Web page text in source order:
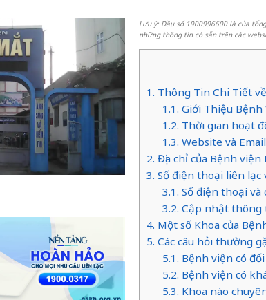
Lưu ý: Đầu số 1900996600 là của
những thông tin có sẵn trên các
1. Thông Tin Chi Tiết
1.1. Giới Thiệu
1.2. Thời gian hoạt
1.3. Website và
2. Địa chỉ của Bệnh
3. Số điện thoại liên
3.1. Số điện thoại
3.2. Cập nhật
4. Một số Khoa của
5. Các câu hỏi thường
5.1. Bệnh viện có
5.2. Bệnh viện có
5.3. Khoa nào